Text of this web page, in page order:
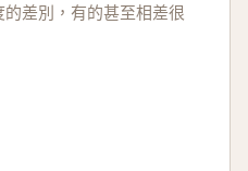
差別，有的甚至相差很